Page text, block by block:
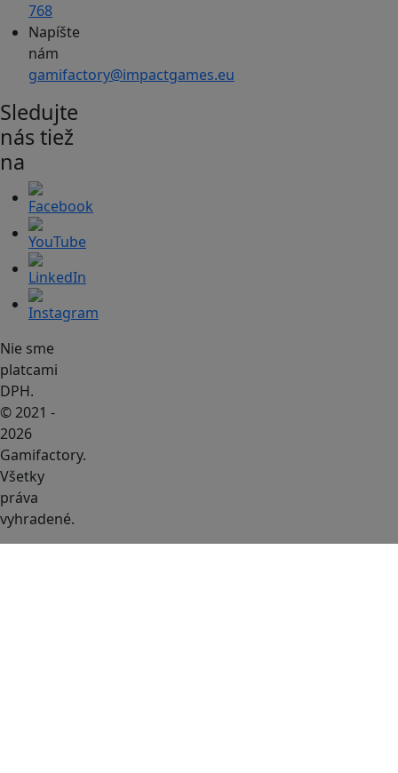
768
Napíšte
nám
gamifactory@impactgames.eu
Sledujte
nás tiež
na
Nie sme
platcami
DPH.
© 2021 -
2026
Gamifactory.
Všetky
práva
vyhradené.